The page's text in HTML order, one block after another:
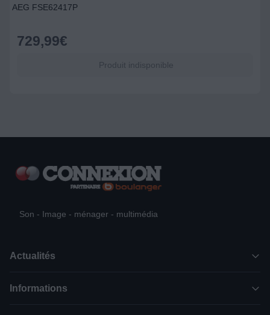
AEG FSE62417P
729,99€
Produit indisponible
Son - Image - ménager - multimédia
Actualités
Informations